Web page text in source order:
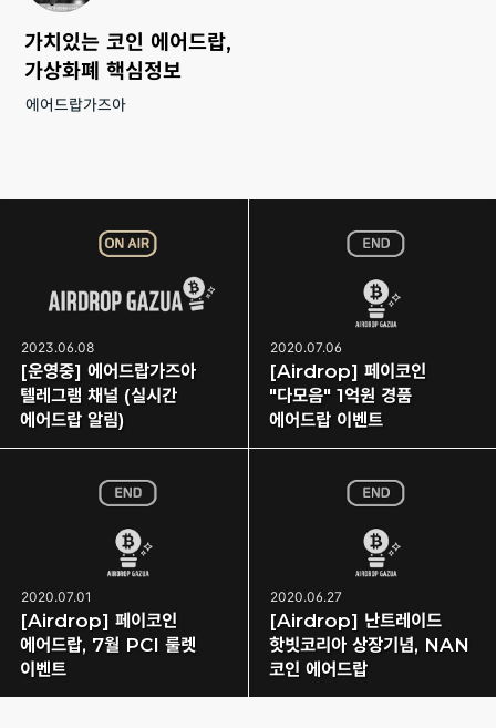
가치있는 코인 에어드랍,
가상화폐 핵심정보
에어드랍가즈아
2023.06.08
[운영중] 에어드랍가즈아
텔레그램 채널 (실시간
에어드랍 알림)
2020.07.06
[Airdrop] 페이코인
"다모음" 1억원 경품
에어드랍 이벤트
2020.07.01
[Airdrop] 페이코인
에어드랍, 7월 PCI 룰렛
이벤트
2020.06.27
[Airdrop] 난트레이드
핫빗코리아 상장기념, NAN
코인 에어드랍